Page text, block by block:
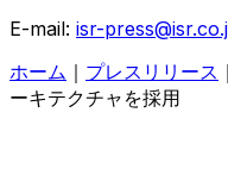
E-mail: isr-
ホーム ｜ プレスリリース
ーキテクチャを採用